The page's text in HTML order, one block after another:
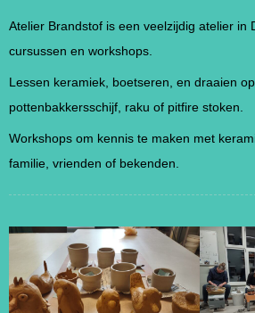
Atelier Brandstof is een veelzijdig atelier in
cursussen en workshops.
Lessen keramiek, boetseren, en draaien
pottenbakkersschijf, raku of pitfire stoken.
Workshops om kennis te maken met
familie, vrienden of bekenden.